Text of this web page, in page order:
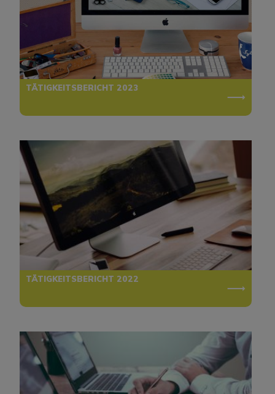
TÄTIGKEITSBERICHT 2023
TÄTIGKEITSBERICHT 2022